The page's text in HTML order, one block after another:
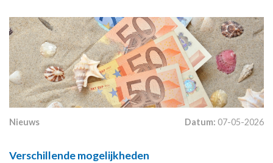
Nieuws Datum: 07-05-2026
Verschillende mogelijkheden